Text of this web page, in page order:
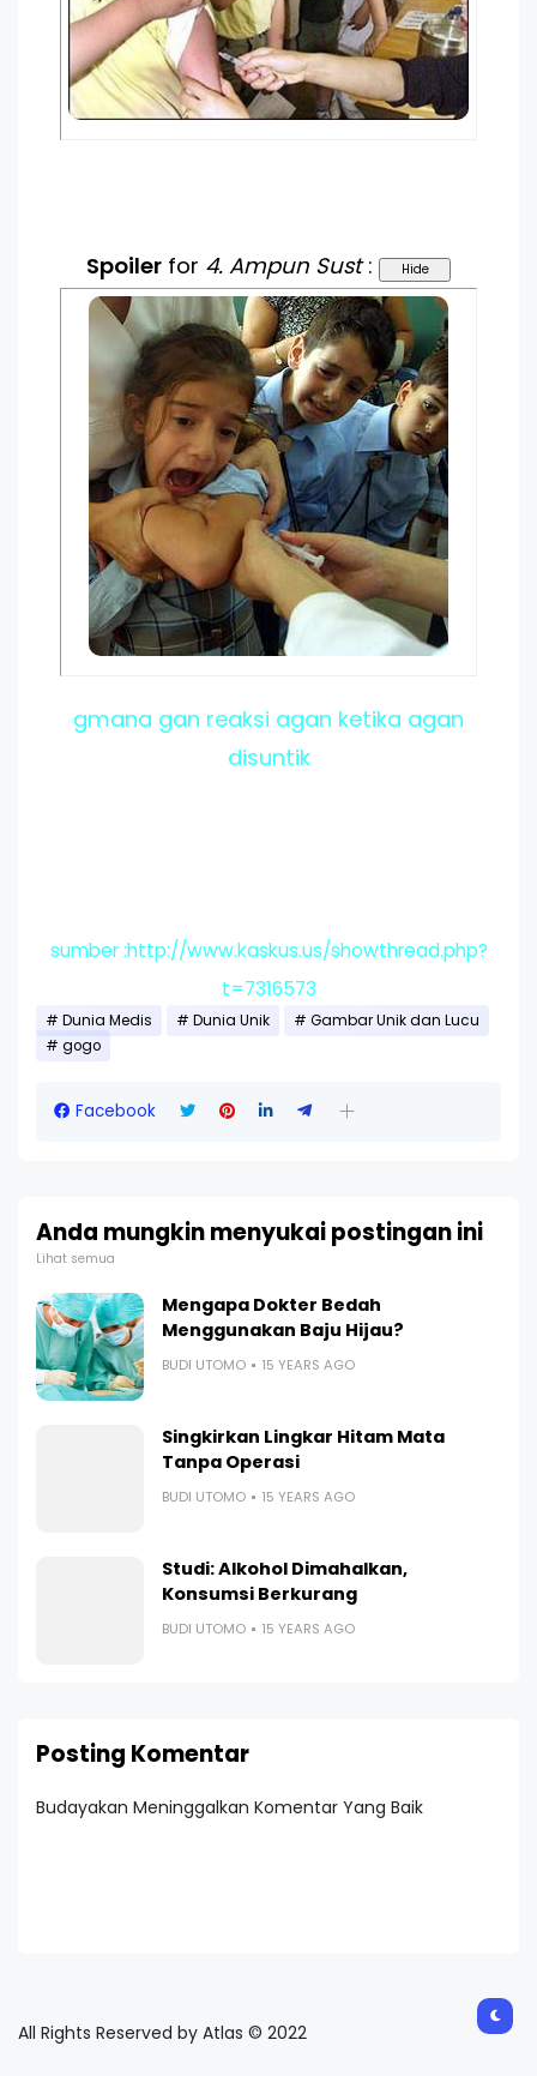
Spoiler for 4. Ampun Sust:
gmana gan reaksi agan ketika agan
disuntik
sumber :http://www.kaskus.us/showthread.php?
t=7316573
Dunia Medis Dunia Unik
Gambar Unik dan Lucu
gogo
Facebook
Anda mungkin menyukai postingan ini
Lihat semua
Mengapa Dokter Bedah
Menggunakan Baju Hijau?
BUDI UTOMO 15 YEARS AGO
Singkirkan Lingkar Hitam Mata
Tanpa Operasi
BUDI UTOMO 15 YEARS AGO
Studi: Alkohol Dimahalkan,
Konsumsi Berkurang
BUDI UTOMO 15 YEARS AGO
Posting Komentar
Budayakan Meninggalkan Komentar Yang Baik
All Rights Reserved by Atlas © 2022